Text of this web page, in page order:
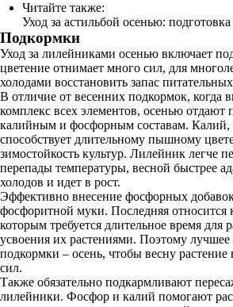
Читайте также:
Уход за астильбой осенью:
Подкормки
Уход за лилейниками осенью включает
цветение отнимает много сил, для
холодами восстановить запас
В отличие от весенних подкормок, когда
комплекс всех элементов, осенью отдают
калийным и фосфорным составам. Калий,
способствует длительному пышному
зимостойкость культур. Лилейник легче
перепады температуры, весной быстрее
холодов и идет в рост.
Эффективно внесение фосфорных
фосфоритной муки. Последняя относится
которым требуется длительное время для
усвоения их растениями. Поэтому лучшее
подкормки – осень, чтобы весну
сил.
Также обязательно подкармливают
лилейники. Фосфор и калий помогают